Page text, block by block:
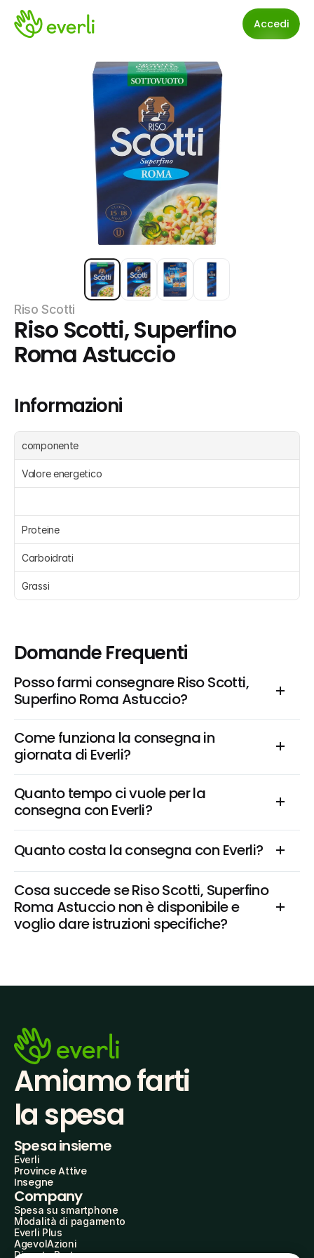
Accedi
Riso Scotti
Riso Scotti, Superfino
Roma Astuccio
Informazioni
componente
Valore energetico
Proteine
Carboidrati
Grassi
Domande Frequenti
Posso farmi consegnare Riso Scotti,
Superfino Roma Astuccio?
Come funziona la consegna in
giornata di Everli?
Quanto tempo ci vuole per la
consegna con Everli?
Quanto costa la consegna con Everli?
Cosa succede se Riso Scotti, Superfino
Roma Astuccio non è disponibile e
voglio dare istruzioni specifiche?
Amiamo farti
la spesa
Spesa insieme
Everli
Province Attive
Insegne
Company
Spesa su smartphone
Modalità di pagamento
Everli Plus
AgevolAzioni
Diventa Partner